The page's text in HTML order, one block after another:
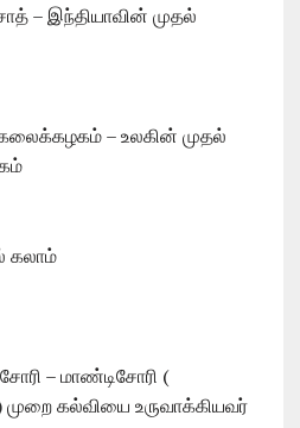
– இந்தியாவின் முதல்
– உலகின் முதல்
கலாம்
– மாண்டிசோரி (
முறை கல்வியை உருவாக்கியவர்